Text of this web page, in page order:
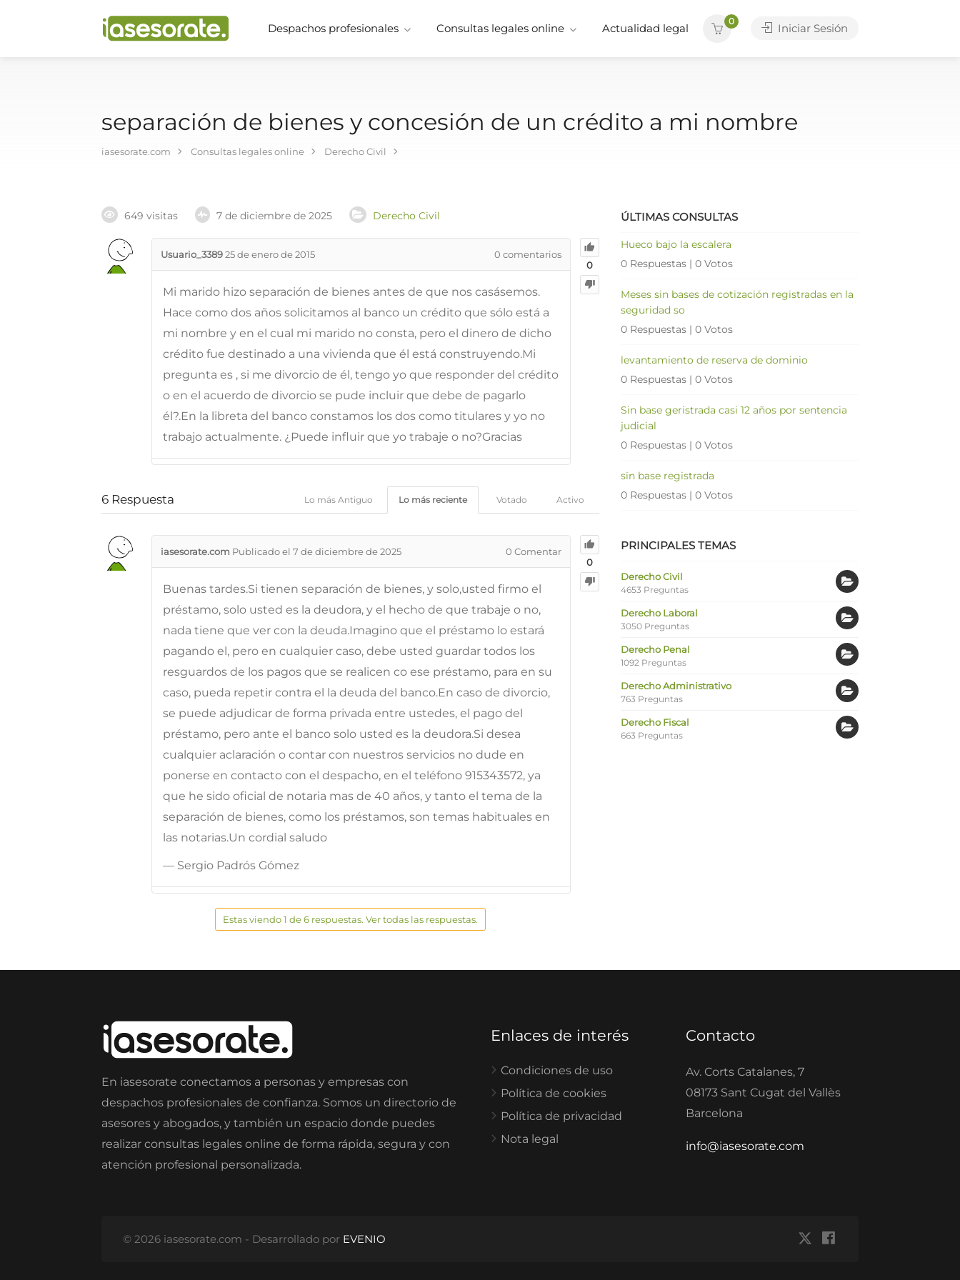
Despachos profesionales Consultas legales online Actualidad legal
0
Iniciar Sesión
separación de bienes y concesión de un crédito a mi nombre
iasesorate.com Consultas legales online Derecho Civil
649 visitas 7 de diciembre de 2025 Derecho Civil
0
Usuario_338925 de enero de 2015 0 comentarios
Mi marido hizo separación de bienes antes de que nos casásemos.
Hace como dos años solicitamos al banco un crédito que sólo está a
mi nombre y en el cual mi marido no consta, pero el dinero de dicho
crédito fue destinado a una vivienda que él está construyendo.Mi
pregunta es , si me divorcio de él, tengo yo que responder del crédito
o en el acuerdo de divorcio se pude incluir que debe de pagarlo
él?.En la libreta del banco constamos los dos como titulares y yo no
trabajo actualmente. ¿Puede influir que yo trabaje o no?Gracias
6 Respuesta Activo
Votado
Lo más reciente
Lo más Antiguo
0
iasesorate.com Publicado el 7 de diciembre de 2025 0 Comentar
Buenas tardes.Si tienen separación de bienes, y solo,usted firmo el
préstamo, solo usted es la deudora, y el hecho de que trabaje o no,
nada tiene que ver con la deuda.Imagino que el préstamo lo estará
pagando el, pero en cualquier caso, debe usted guardar todos los
resguardos de los pagos que se realicen co ese préstamo, para en su
caso, pueda repetir contra el la deuda del banco.En caso de divorcio,
se puede adjudicar de forma privada entre ustedes, el pago del
préstamo, pero ante el banco solo usted es la deudora.Si desea
cualquier aclaración o contar con nuestros servicios no dude en
ponerse en contacto con el despacho, en el teléfono 915343572, ya
que he sido oficial de notaria mas de 40 años, y tanto el tema de la
separación de bienes, como los préstamos, son temas habituales en
las notarias.Un cordial saludo
— Sergio Padrós Gómez
Estas viendo 1 de 6 respuestas. Ver todas las respuestas.
ÚLTIMAS CONSULTAS
Hueco bajo la escalera
0 Respuestas | 0 Votos
Meses sin bases de cotización registradas en la
seguridad so
0 Respuestas | 0 Votos
levantamiento de reserva de dominio
0 Respuestas | 0 Votos
Sin base geristrada casi 12 años por sentencia
judicial
0 Respuestas | 0 Votos
sin base registrada
0 Respuestas | 0 Votos
PRINCIPALES TEMAS
Derecho Civil
4653 Preguntas
Derecho Laboral
3050 Preguntas
Derecho Penal
1092 Preguntas
Derecho Administrativo
763 Preguntas
Derecho Fiscal
663 Preguntas
En iasesorate conectamos a personas y empresas con
despachos profesionales de confianza. Somos un directorio de
asesores y abogados, y también un espacio donde puedes
realizar consultas legales online de forma rápida, segura y con
atención profesional personalizada.
Enlaces de interés
Condiciones de uso
Política de cookies
Política de privacidad
Nota legal
Contacto
Av. Corts Catalanes, 7
08173 Sant Cugat del Vallès
Barcelona
info@iasesorate.com
© 2026 iasesorate.com - Desarrollado por EVENIO